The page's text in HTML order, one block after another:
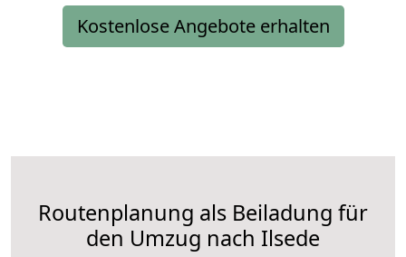
Kostenlose Angebote erhalten
Routenplanung als Beiladung für
den Umzug nach Ilsede